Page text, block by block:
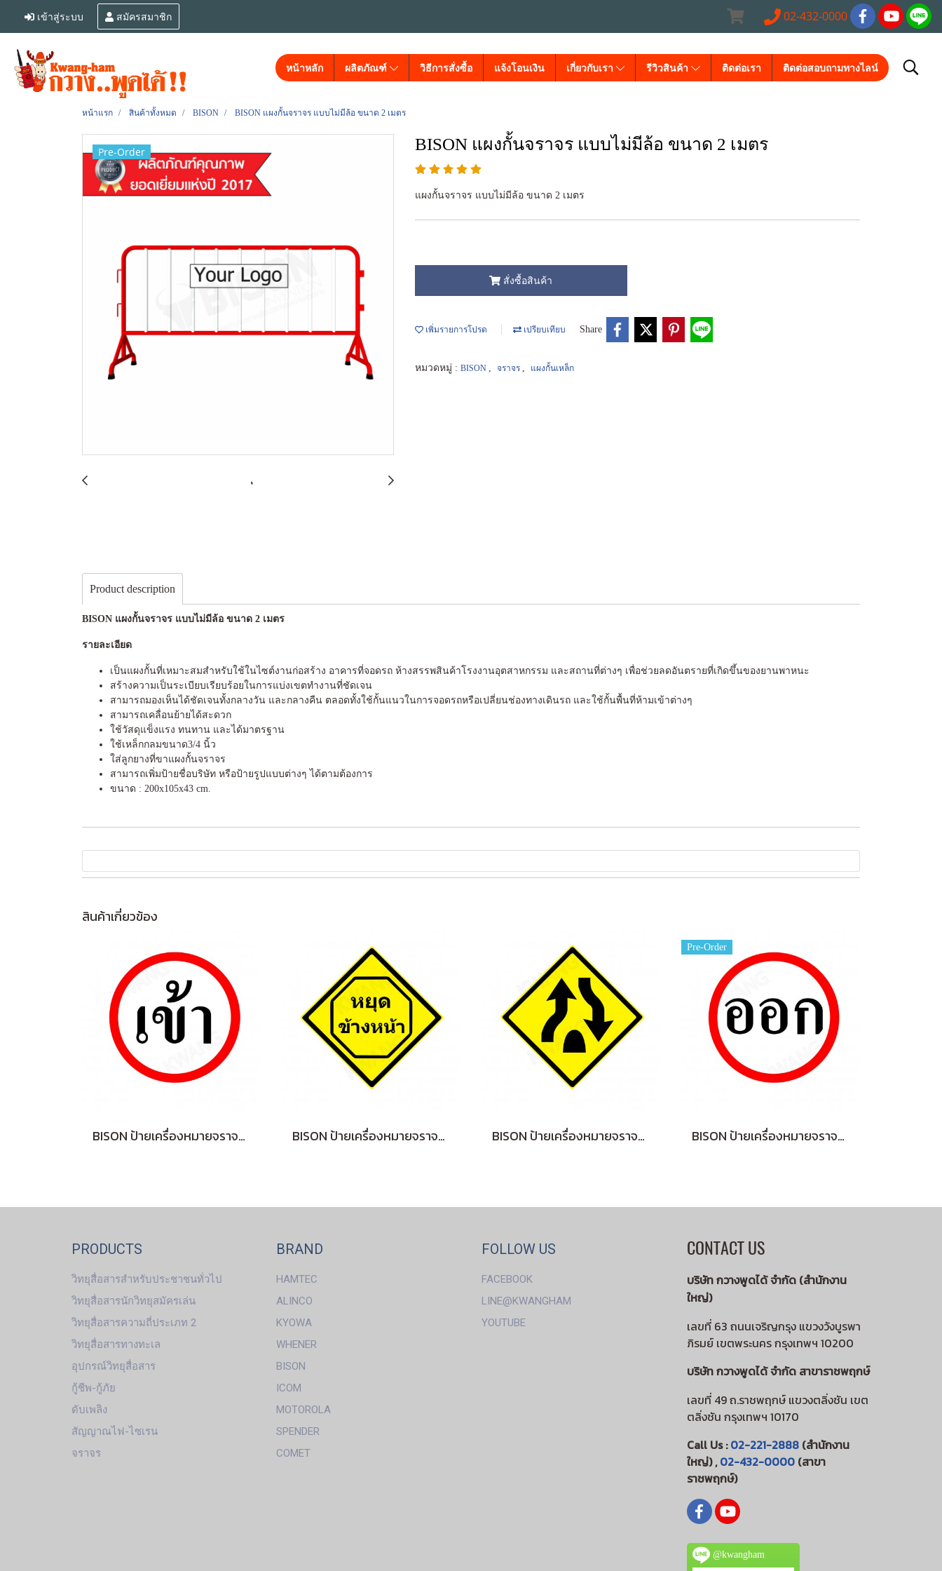
เข้าสู่ระบบ สมัครสมาชิก 02-432-0000
หน้าหลัก ผลิตภัณฑ์ วิธีการสั่งซื้อ แจ้งโอนเงิน เกี่ยวกับเรา รีวิวสินค้า ติดต่อเรา ติดต่อสอบถามทางไลน์
หน้าแรก สินค้าทั้งหมด BISON BISON แผงกั้นจราจร แบบไม่มีล้อ ขนาด 2 เมตร
Pre-Order BISON แผงกั้นจราจร แบบไม่มีล้อ ขนาด 2 เมตร
แผงกั้นจราจร แบบไม่มีล้อ ขนาด 2 เมตร
สั่งซื้อสินค้า
เพิ่มรายการโปรด เปรียบเทียบ Share
หมวดหมู่ : BISON จราจร แผงกั้นเหล็ก
Product description
BISON แผงกั้นจราจร แบบไม่มีล้อ ขนาด 2 เมตร
รายละเอียด
เป็นแผงกั้นที่เหมาะสมสำหรับใช้ในไซต์งานก่อสร้าง อาคารที่จอดรถ ห้างสรรพสินค้าโรงงานอุตสาหกรรม และสถานที่ต่างๆ เพื่อช่วยลดอันตรายที่เกิดขึ้นของยานพาหนะ
สร้างความเป็นระเบียบเรียบร้อยในการแบ่งเขตทำงานที่ชัดเจน
สามารถมองเห็นได้ชัดเจนทั้งกลางวัน และกลางคืน ตลอดทั้งใช้กั้นแนวในการจอดรถหรือเปลี่ยนช่องทางเดินรถ และใช้กั้นพื้นที่ห้ามเข้าต่างๆ
สามารถเคลื่อนย้ายได้สะดวก
ใช้วัสดุแข็งแรง ทนทาน และได้มาตรฐาน
ใช้เหล็กกลมขนาด3/4 นิ้ว
ใส่ลูกยางที่ขาแผงกั้นจราจร
สามารถเพิ่มป้ายชื่อบริษัท หรือป้ายรูปแบบต่างๆ ได้ตามต้องการ
ขนาด : 200x105x43 cm.
สินค้าเกี่ยวข้อง
BISON ป้ายเครื่องหมายจราจร "เข้า IN " 45 cm. BISON ป้ายเครื่องหมายจราจร "หยุดข้างหน้า" 45 cm. BISON ป้ายเครื่องหมายจราจร "สิ้นสุดทางคู่" 45 cm.
Pre-Order
BISON ป้ายเครื่องหมายจราจร "ออก OUT" 45 cm.
PRODUCTS
วิทยุสื่อสารสำหรับประชาชนทั่วไป
วิทยุสื่อสารนักวิทยุสมัครเล่น
วิทยุสื่อสารความถี่ประเภท 2
วิทยุสื่อสารทางทะเล
อุปกรณ์วิทยุสื่อสาร
กู้ชีพ-กู้ภัย
ดับเพลิง
สัญญาณไฟ-ไซเรน
จราจร
BRAND
HAMTEC
ALINCO
KYOWA
WHENER
BISON
ICOM
MOTOROLA
SPENDER
COMET
FOLLOW US
FACEBOOK
LINE@KWANGHAM
YOUTUBE
CONTACT US
บริษัท กวางพูดได้ จำกัด (สำนักงาน
ใหญ่)
เลขที่ 63 ถนนเจริญกรุง แขวงวังบูรพา
ภิรมย์ เขตพระนคร กรุงเทพฯ 10200
บริษัท กวางพูดได้ จำกัด สาขาราชพฤกษ์
เลขที่ 49 ถ.ราชพฤกษ์ แขวงตลิ่งชัน เขต
ตลิ่งชัน กรุงเทพฯ 10170
Call Us :02-221-2888(สำนักงาน
ใหญ่) ,02-432-0000(สาขา
ราชพฤกษ์)
@kwangham